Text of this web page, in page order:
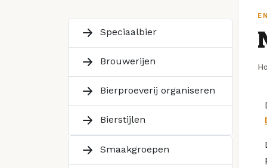
Speciaalbier
Brouwerijen
Bierproeverij organiseren
Bierstijlen
Smaakgroepen